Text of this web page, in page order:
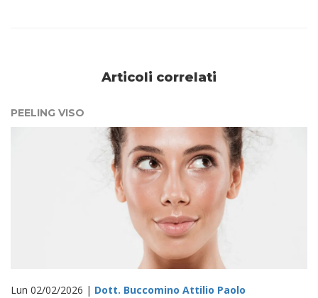
Articoli correlati
PEELING VISO
Lun 02/02/2026 | Dott. Buccomino Attilio Paolo